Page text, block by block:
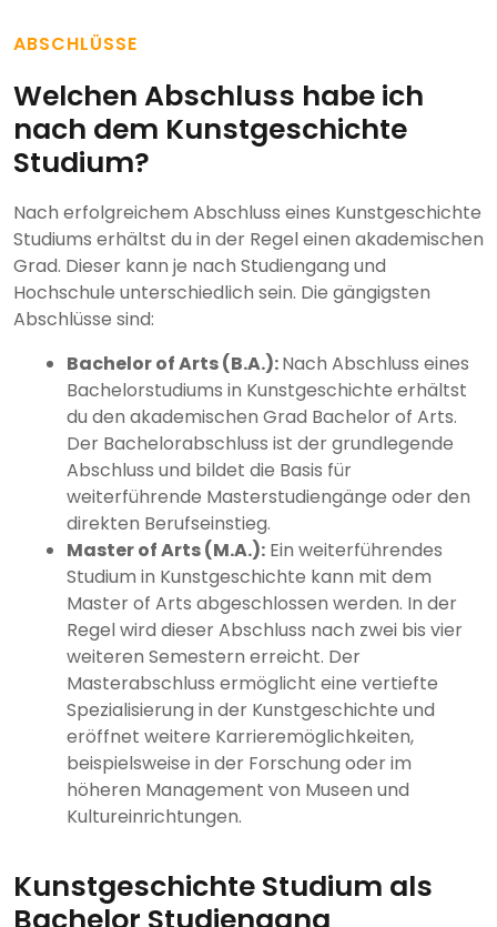
ABSCHLÜSSE
Welchen Abschluss habe ich
nach dem Kunstgeschichte
Studium?
Nach erfolgreichem Abschluss eines Kunstgeschichte
Studiums erhältst du in der Regel einen akademischen
Grad. Dieser kann je nach Studiengang und
Hochschule unterschiedlich sein. Die gängigsten
Abschlüsse sind:
Bachelor of Arts (B.A.):Nach Abschluss eines
Bachelorstudiums in Kunstgeschichte erhältst
du den akademischen Grad Bachelor of Arts.
Der Bachelorabschluss ist der grundlegende
Abschluss und bildet die Basis für
weiterführende Masterstudiengänge oder den
direkten Berufseinstieg.
Master of Arts (M.A.): Ein weiterführendes
Studium in Kunstgeschichte kann mit dem
Master of Arts abgeschlossen werden. In der
Regel wird dieser Abschluss nach zwei bis vier
weiteren Semestern erreicht. Der
Masterabschluss ermöglicht eine vertiefte
Spezialisierung in der Kunstgeschichte und
eröffnet weitere Karrieremöglichkeiten,
beispielsweise in der Forschung oder im
höheren Management von Museen und
Kultureinrichtungen.
Kunstgeschichte Studium als